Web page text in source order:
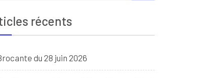
récents
du 28 juin 2026